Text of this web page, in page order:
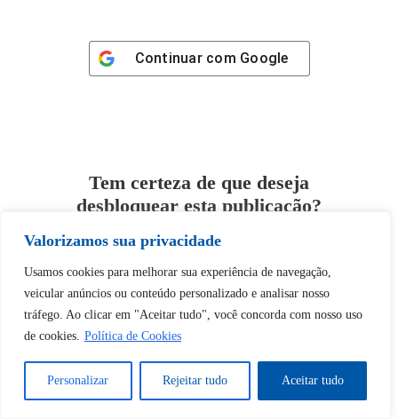
Valorizamos sua privacidade
Usamos cookies para melhorar sua experiência de navegação,
veicular anúncios ou conteúdo personalizado e analisar nosso
tráfego. Ao clicar em "Aceitar tudo", você concorda com nosso uso
de cookies. Política de Cookies
Personalizar Rejeitar tudo Aceitar tudo
Continuar com Google
Tem certeza de que deseja
desbloquear esta publicação?
Sim Não